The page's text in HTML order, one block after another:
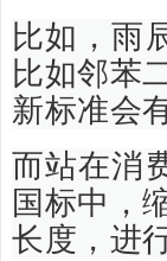
比如，雨
比如邻苯
新标准会
而站在消
国标中，
长度，进